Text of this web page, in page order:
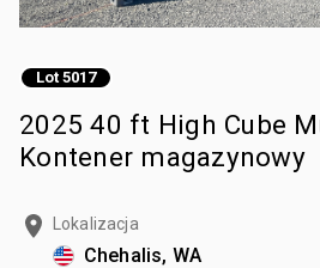
Lot 5017
2025 40 ft High Cube
Kontener magazynowy
Lokalizacja
Chehalis, WA